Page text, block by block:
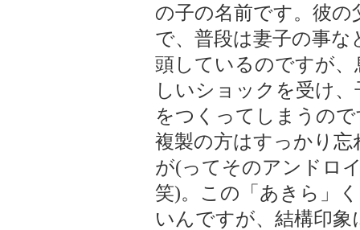
の子の名前です。彼
で、普段は妻子の事
頭しているのですが
しいショックを受け
をつくってしまうの
複製の方はすっかり
が(ってそのアンドロ
笑)。この「あきら」
いんですが、結構印